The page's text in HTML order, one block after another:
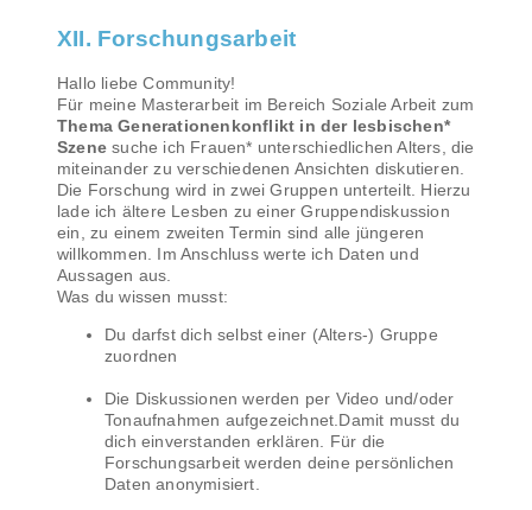
XII. Forschungsarbeit
Hallo liebe Community!
Für meine Masterarbeit im Bereich Soziale Arbeit zum
Thema Generationenkonflikt in der lesbischen*
Szene suche ich Frauen* unterschiedlichen Alters, die
miteinander zu verschiedenen Ansichten diskutieren.
Die Forschung wird in zwei Gruppen unterteilt. Hierzu
lade ich ältere Lesben zu einer Gruppendiskussion
ein, zu einem zweiten Termin sind alle jüngeren
willkommen. Im Anschluss werte ich Daten und
Aussagen aus.
Was du wissen musst:
Du darfst dich selbst einer (Alters-) Gruppe
zuordnen
Die Diskussionen werden per Video und/oder
Tonaufnahmen aufgezeichnet.Damit musst du
dich einverstanden erklären. Für die
Forschungsarbeit werden deine persönlichen
Daten anonymisiert.